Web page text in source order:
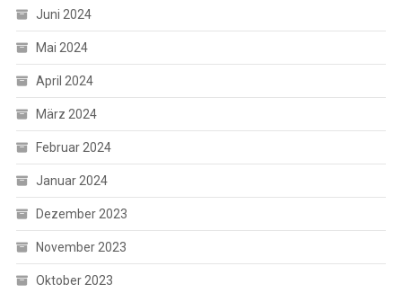
Juni 2024
Mai 2024
April 2024
März 2024
Februar 2024
Januar 2024
Dezember 2023
November 2023
Oktober 2023